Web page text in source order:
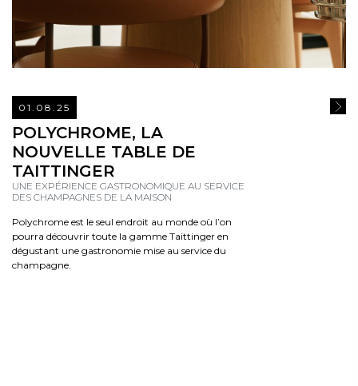
01.08.25
POLYCHROME, LA
NOUVELLE TABLE DE
TAITTINGER
UNE EXPÉRIENCE GASTRONOMIQUE AU SERVICE
DES CHAMPAGNES DE LA MAISON
Polychrome est le seul endroit au monde où l’on
pourra découvrir toute la gamme Taittinger en
dégustant une gastronomie mise au service du
champagne.